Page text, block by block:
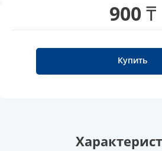
900 ₸
Купить